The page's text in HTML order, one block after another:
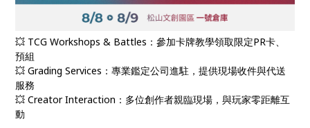
💥 TCG Workshops & Battles：參加卡牌教學領取限定PR卡、
預組
💥 Grading Services：專業鑑定公司進駐，提供現場收件與代送
服務
💥 Creator Interaction：多位創作者親臨現場，與玩家零距離互
動